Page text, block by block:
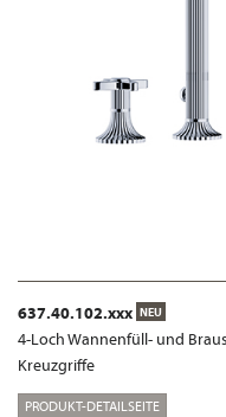
637.40.102.xxx NEU
4-Loch Wannenfüll- und
Kreuzgriffe
PRODUKT-DETAILSEITE